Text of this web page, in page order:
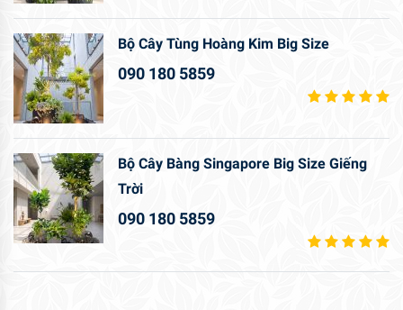
Bộ Cây Tùng Hoàng Kim Big Size
090 180 5859
Bộ Cây Bàng Singapore Big Size Giếng
Trời
090 180 5859